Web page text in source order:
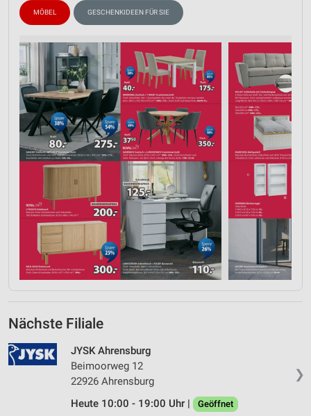
MÖBEL GESCHENKIDEEN FÜR SIE
Nächste Filiale
❯
JYSK Ahrensburg
Beimoorweg 12
22926 Ahrensburg
Heute 10:00 - 19:00 Uhr |
Geöffnet